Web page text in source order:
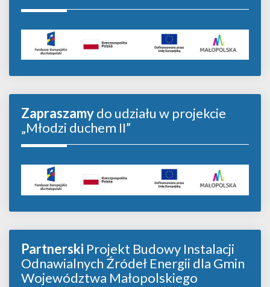
Zapraszamydo udziału w projekcie
„Młodzi duchem II”
Partnerski Projekt Budowy Instalacji
Odnawialnych Źródeł Energii dla Gmin
Województwa Małopolskiego